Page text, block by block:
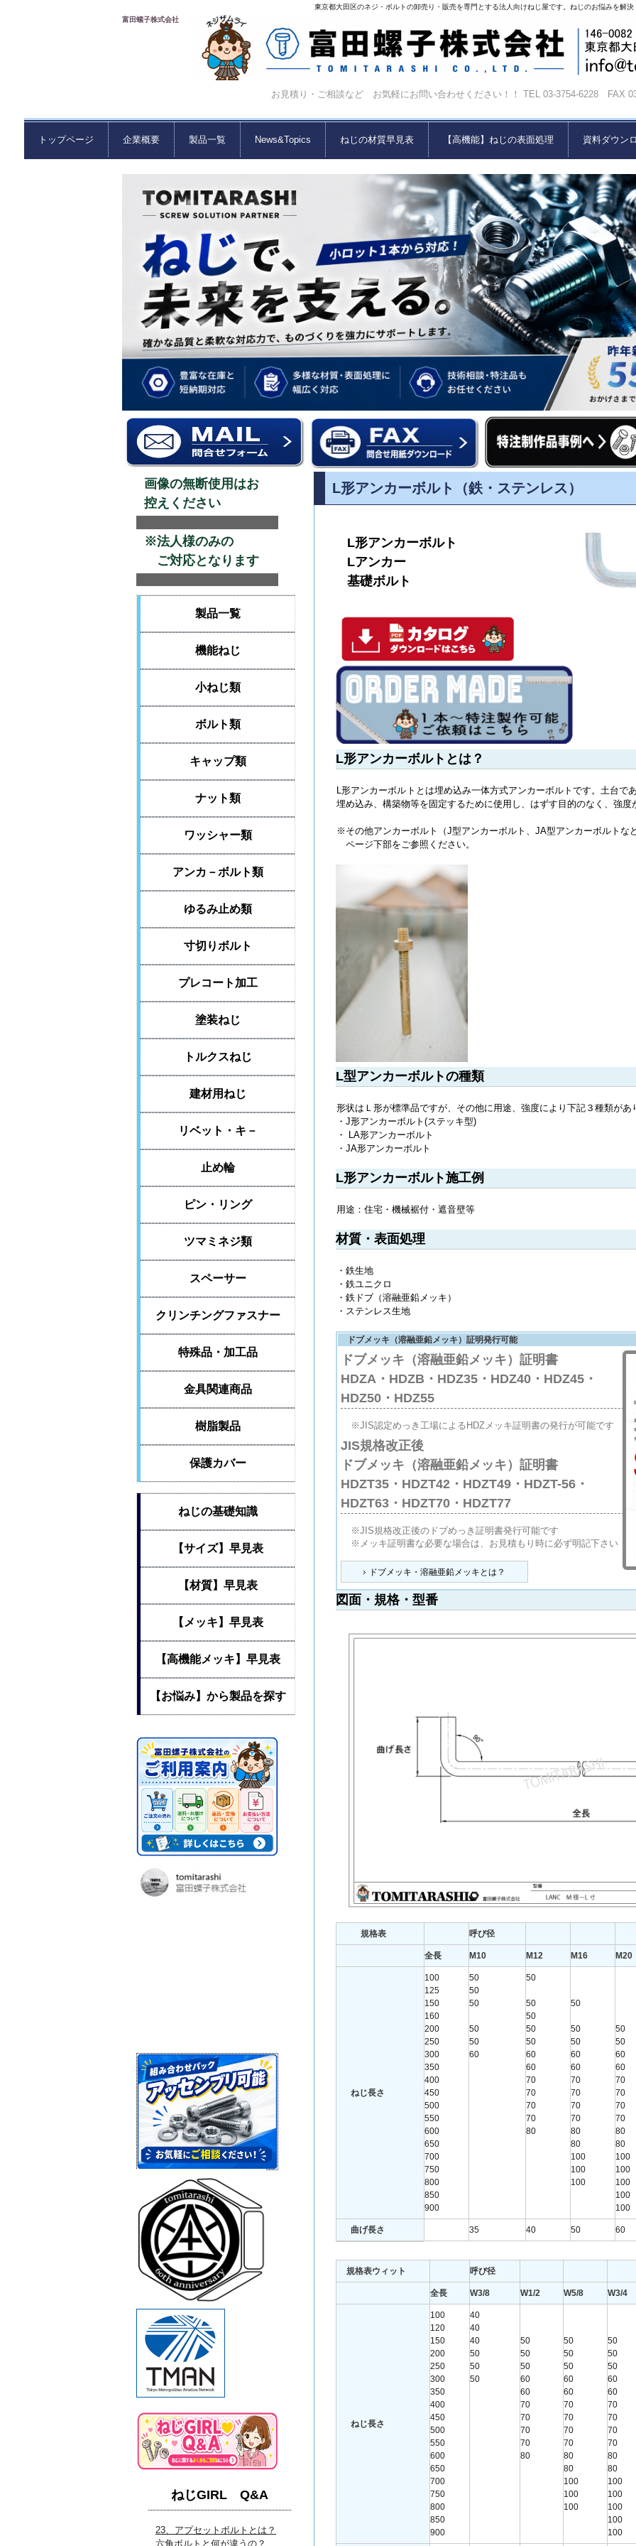
富田螺子株式会社
東京都大田区のネジ・ボルトの卸売り・販売を専門とする法人向けねじ屋です。ねじのお悩みを解決
お見積り・ご相談など お気軽にお問い合わせください！！ TEL 03-3754-6228 FAX
トップページ 企業概要 製品一覧 News&Topics ねじの材質早見表 【高機能】ねじの表面処理 資料ダウン
L形アンカーボルト（鉄・ステンレス）
L形アンカーボルト
Lアンカー
基礎ボルト
L形アンカーボルトとは？
L形アンカーボルトとは埋め込み一体方式アンカーボルトです。土台で
埋め込み、構築物等を固定するために使用し、はずす目的のなく、強
※その他アンカーボルト（J型アンカーボルト、JA型アンカーボルトな
ページ下部をご参照ください。
L型アンカーボルトの種類
形状はＬ形が標準品ですが、その他に用途、強度により下記３種類があ
・J形アンカーボルト(ステッキ型)
・ LA形アンカーボルト
・JA形アンカーボルト
L形アンカーボルト施工例
用途：住宅・機械裾付・遮音壁等
材質・表面処理
・鉄生地
・鉄ユニクロ
・鉄ドブ（溶融亜鉛メッキ）
・ステンレス生地
ドブメッキ（溶融亜鉛メッキ）証明発行可能
ドブメッキ（溶融亜鉛メッキ）証明書
HDZA・HDZB・HDZ35・HDZ40・HDZ45・
HDZ50・HDZ55
※JIS認定めっき工場によるHDZメッキ証明書の発行が可能です
JIS規格改正後
ドブメッキ（溶融亜鉛メッキ）証明書
HDZT35・HDZT42・HDZT49・HDZT-56・
HDZT63・HDZT70・HDZT77
※JIS規格改正後のドブめっき証明書発行可能です
※メッキ証明書な必要な場合は、お見積もり時に必ず明記下さい
ドブメッキ・溶融亜鉛メッキとは？
図面・規格・型番
規格表 呼び径
全長 M10 M12 M16 M20
ねじ長さ
100
125
150
160
200
250
300
350
400
450
500
550
600
650
700
750
800
850
900
50
50
50
50
50
60
50
50
50
50
50
60
60
70
70
70
70
80
50
50
50
60
60
70
70
70
70
80
80
100
100
100
50
50
60
60
70
70
70
70
80
80
100
100
100
100
100
曲げ長さ 35 40 50 60
規格表ウィット 呼び径
全長 W3/8 W1/2 W5/8 W3/4
ねじ長さ
100
120
150
200
250
300
350
400
450
500
550
600
650
700
750
800
850
900
40
40
40
50
50
50
50
50
50
60
60
70
70
70
70
80
50
50
50
60
60
70
70
70
70
80
80
100
100
100
50
50
50
60
60
70
70
70
70
80
80
100
100
100
100
100
画像の無断使用はお
控えください
※法人様のみの
ご対応となります
製品一覧
機能ねじ
小ねじ類
ボルト類
キャップ類
ナット類
ワッシャー類
アンカ－ボルト類
ゆるみ止め類
寸切りボルト
プレコート加工
塗装ねじ
トルクスねじ
建材用ねじ
リベット・キ－
止め輪
ピン・リング
ツマミネジ類
スペーサー
クリンチングファスナー
特殊品・加工品
金具関連商品
樹脂製品
保護カバー
ねじの基礎知識
【サイズ】早見表
【材質】早見表
【メッキ】早見表
【高機能メッキ】早見表
【お悩み】から製品を探す
ねじGIRL Q&A
23、アプセットボルトとは？
六角ボルトと何が違うの？